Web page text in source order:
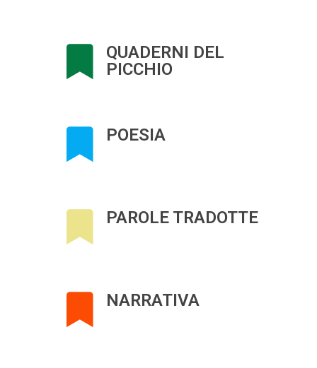
QUADERNI DEL
PICCHIO
POESIA
PAROLE TRADOTTE
NARRATIVA